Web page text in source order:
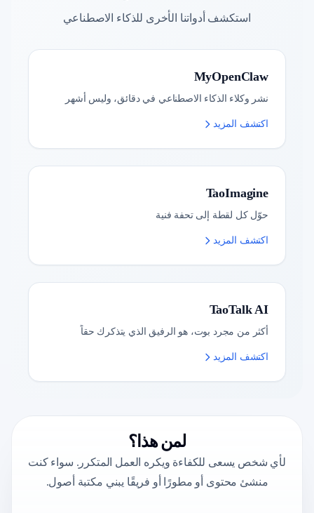
لمن هذا؟
لأي شخص يسعى للكفاءة ويكره العمل المتكرر. سواء كنت
منشئ محتوى أو مطورًا أو فريقًا يبني مكتبة أصول.
استكشف أدواتنا الأخرى للذكاء الاصطناعي
MyOpenClaw
نشر وكلاء الذكاء الاصطناعي في دقائق، وليس أشهر
اكتشف المزيد
TaoImagine
حوّل كل لقطة إلى تحفة فنية
اكتشف المزيد
TaoTalk AI
أكثر من مجرد بوت، هو الرفيق الذي يتذكرك حقاً
اكتشف المزيد